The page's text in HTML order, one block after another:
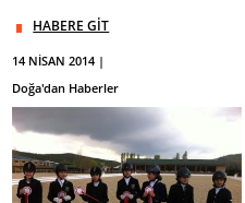
HABERE GİT
14 NİSAN 2014 |
Doğa'dan Haberler